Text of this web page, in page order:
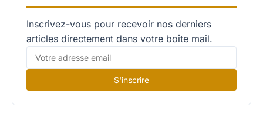
Inscrivez-vous pour recevoir nos derniers
articles directement dans votre boîte mail.
S'inscrire